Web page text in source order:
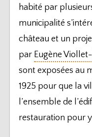
habité par
municipalité
château et un
par Eugène
sont exposées au
1925 pour que la
l’ensemble de
restauration pour